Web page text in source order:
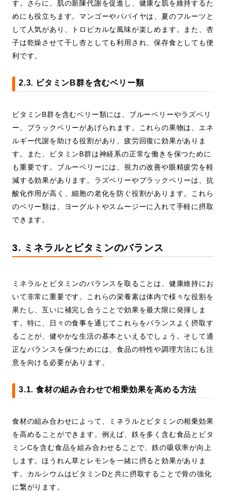
す。さらに、肌の新陳代謝を促進し、健康な肌を維持するた
めにも役立ちます。マンゴーやパパイヤは、夏のフルーツと
して人気があり、トロピカルな風味が楽しめます。また、杏
子は乾燥させて干し杏としても利用され、保存食としても便
利です。
2.3. ビタミンB群を含むベリー類
ビタミンB群を含むベリー類には、ブルーベリーやラズベリ
ー、ブラックベリーがあげられます。これらの果物は、エネ
ルギー代謝を助ける役割があり、疲労回復に効果がありま
す。また、ビタミンB群は神経系の正常な働きを保つために
も重要です。ブルーベリーには、視力の改善や眼精疲労を軽
減する効果があります。ラズベリーやブラックベリーは、抗
酸化作用が高く、細胞の老化を防ぐ役割があります。これら
のベリー類は、ヨーグルトやスムージーに入れて手軽に摂取
できます。
3. ミネラルとビタミンのバランス
ミネラルとビタミンのバランスを取ることは、健康維持にお
いて非常に重要です。これらの栄養素は体内で様々な役割を
果たし、互いに補完し合うことで効果を最大限に発揮しま
す。特に、日々の食事を通じてこれらをバランスよく摂取す
ることが、健やかな生活の基本といえるでしょう。そして適
正なバランスを保つためには、食品の特性や調理方法にも注
意を向ける必要があります。
3.1. 食材の組み合わせで相乗効果を高める方法
食材の組み合わせによって、ミネラルとビタミンの相乗効果
を高めることができます。例えば、鉄を多く含む食品とビタ
ミンCを含む食品を組み合わせることで、鉄の吸収率が向上
します。ほうれん草とレモンを一緒に摂ると効果がありま
す。カルシウムはビタミンDと共に摂取することで骨の強化
に繋がります。